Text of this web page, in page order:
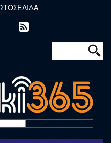
Φόρμα
Αναζήτηση